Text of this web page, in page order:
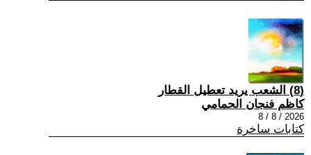
(8) الشعب يريد تعطيل القطار
كاظم فنجان الحمامي
2026 / 8 / 8
كتابات ساخرة